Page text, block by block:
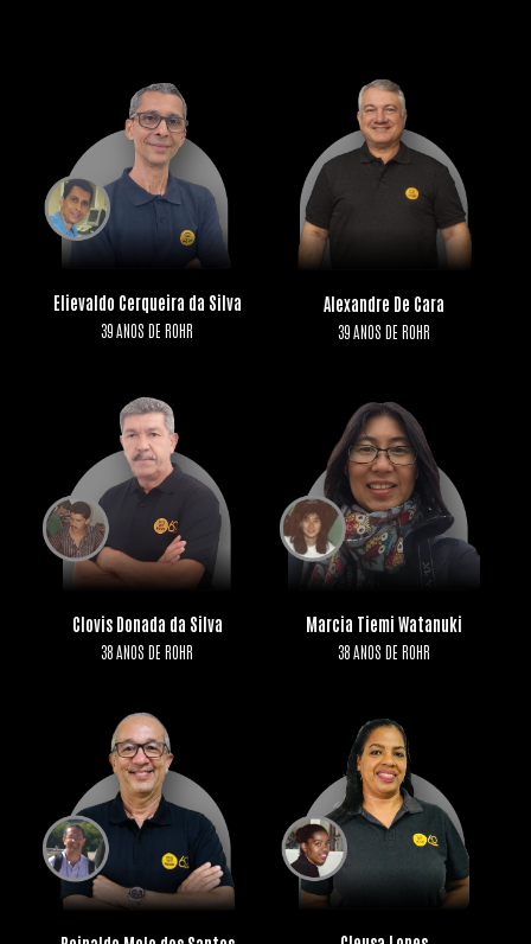
Elievaldo Cerqueira da Silva
39 ANOS DE ROHR
Alexandre De Cara
39 ANOS DE ROHR
Clovis Donada da Silva
38 ANOS DE ROHR
Marcia Tiemi Watanuki
38 ANOS DE ROHR